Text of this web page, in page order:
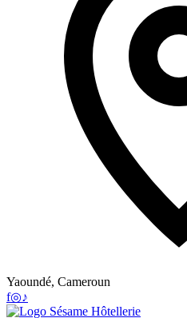
Yaoundé, Cameroun
f◎♪